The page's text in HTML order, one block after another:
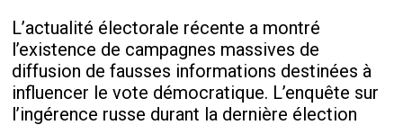
L’actualité électorale récente a montré
l’existence de campagnes massives de
diffusion de fausses informations destinées à
influencer le vote démocratique. L’enquête sur
l’ingérence russe durant la dernière élection